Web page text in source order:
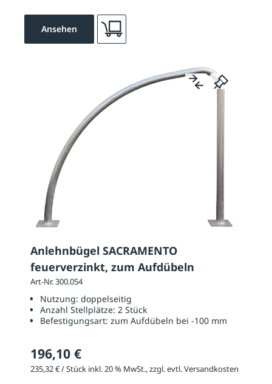
Ansehen
Anlehnbügel SACRAMENTO
feuerverzinkt, zum Aufdübeln
Art-Nr. 300.054
Nutzung: doppelseitig
Anzahl Stellplätze: 2 Stück
Befestigungsart: zum Aufdübeln bei -100 mm
196,10 €
235,32 € / Stück inkl. 20 % MwSt., zzgl. evtl. Versandkosten